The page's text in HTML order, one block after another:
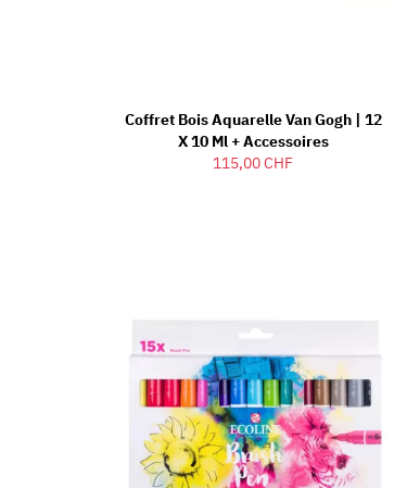
Coffret Bois Aquarelle Van Gogh | 12
X 10 Ml + Accessoires
115,00 CHF